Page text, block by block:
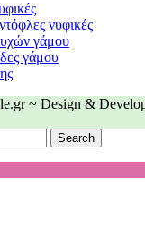
νυφικές
γάμου
γάμου
~ Design &
Search